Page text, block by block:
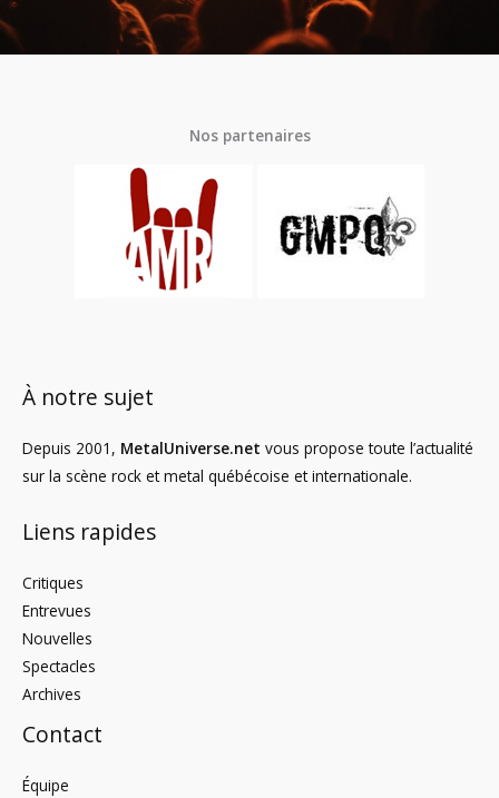
Nos partenaires
À notre sujet
Depuis 2001, MetalUniverse.net vous propose toute l’actualité
sur la scène rock et metal québécoise et internationale.
Liens rapides
Critiques
Entrevues
Nouvelles
Spectacles
Archives
Contact
Équipe